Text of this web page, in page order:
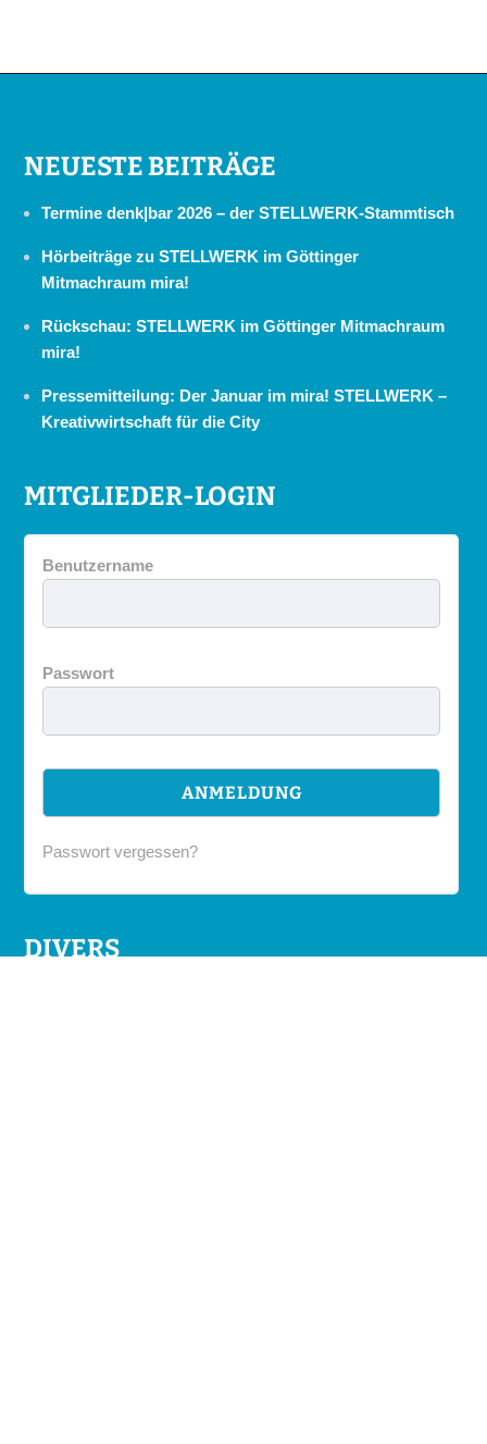
NEUESTE BEITRÄGE
Termine denk|bar 2026 – der STELLWERK-Stammtisch
Hörbeiträge zu STELLWERK im Göttinger
Mitmachraum mira!
Rückschau: STELLWERK im Göttinger Mitmachraum
mira!
Pressemitteilung: Der Januar im mira! STELLWERK –
Kreativwirtschaft für die City
MITGLIEDER-LOGIN
Benutzername
Passwort
Passwort vergessen?
DIVERS